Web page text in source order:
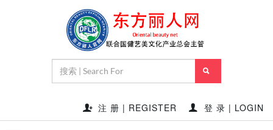
注 册 | REGISTER 登 录 | LOGIN